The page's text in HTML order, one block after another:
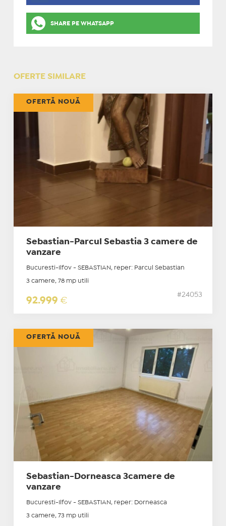
SHARE PE WHATSAPP
OFERTE SIMILARE
Sebastian-Parcul Sebastia 3 camere de
vanzare
Bucuresti-Ilfov - SEBASTIAN, reper: Parcul Sebastian
3 camere, 78 mp utili
92.999 €
#24053
OFERTĂ NOUĂ
Sebastian-Dorneasca 3camere de
vanzare
Bucuresti-Ilfov - SEBASTIAN, reper: Dorneasca
3 camere, 73 mp utili
OFERTĂ NOUĂ